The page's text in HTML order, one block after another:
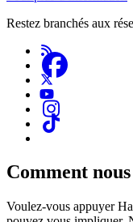
Restez branchés aux
Comment
Voulez-vous appuyer